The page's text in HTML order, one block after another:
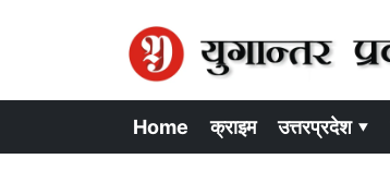
Home क्राइम उत्तरप्रदेश ▾